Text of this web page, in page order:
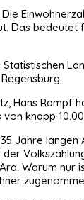
Das
Statistischen
Hans Rampf
knapp
Jahre
Warum nur